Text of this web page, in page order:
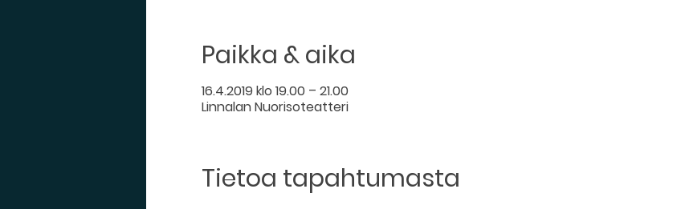
Paikka & aika
16.4.2019 klo 19.00 – 21.00
Linnalan Nuorisoteatteri
Tietoa tapahtumasta